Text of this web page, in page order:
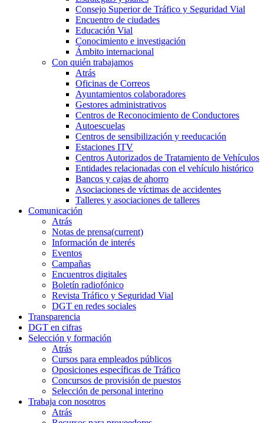
Consejo Superior de Tráfico y Seguridad Vial
Encuentro de ciudades
Educación Vial
Conocimiento e investigación
Ámbito internacional
Con quién trabajamos
Atrás
Oficinas de Correos
Ayuntamientos colaboradores
Gestores administrativos
Centros de Reconocimiento de Conductores
Autoescuelas
Centros de sensibilización y reeducación
Estaciones ITV
Centros Autorizados de Tratamiento de Vehículos
Entidades relacionadas con el vehículo histórico
Bancos y cajas de ahorro
Asociaciones de víctimas de accidentes
Talleres y asociaciones de talleres
Comunicación
Atrás
Notas de prensa(current)
Información de interés
Eventos
Campañas
Encuentros digitales
Boletín radiofónico
Revista Tráfico y Seguridad Vial
DGT en redes sociales
Transparencia
DGT en cifras
Selección y formación
Atrás
Cursos para empleados públicos
Oposiciones específicas de Tráfico
Concursos de provisión de puestos
Selección de personal interino
Trabaja con nosotros
Atrás